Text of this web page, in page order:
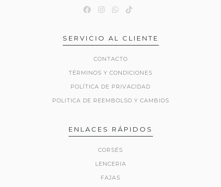
SERVICIO AL CLIENTE
CONTACTO
TÉRMINOS Y CONDICIONES
POLÍTICA DE PRIVACIDAD
POLITICA DE REEMBOLSO Y CAMBIOS
ENLACES RÁPIDOS
CORSÉS
LENCERIA
FAJAS